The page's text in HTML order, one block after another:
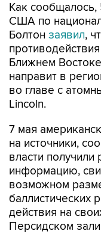
Как сообщалось,
США по
Болтон заявил,
Ближнем
направит в
во главе с
Lincoln.
7 мая
на источники,
власти
информацию,
возможном
баллистических
действия на
Персидском